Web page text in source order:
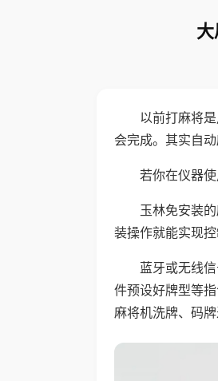
以前打麻将
会完成。其实自
若你在仪器
玉林免安装
装操作就能实现
蓝牙或无线
件预设好牌型等
麻将机洗牌、码